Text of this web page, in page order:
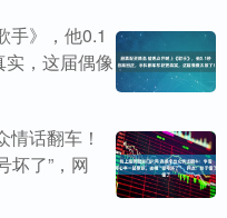
手》，他0.1
，这届偶像
话翻车！
坏了”，网